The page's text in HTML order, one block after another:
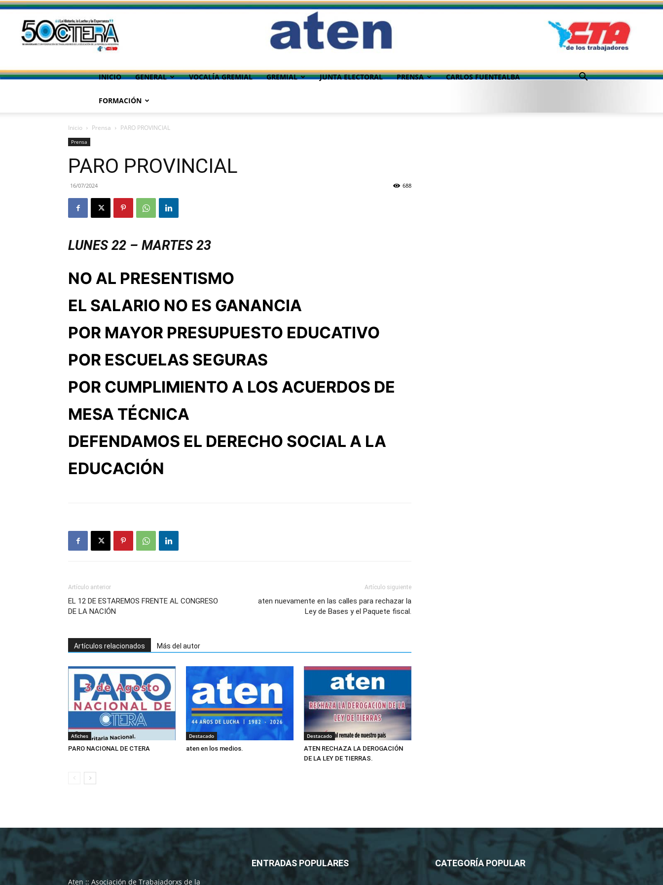
INICIO GENERAL VOCALÍA GREMIAL GREMIAL JUNTA ELECTORAL PRENSA CARLOS FUENTEALBA
FORMACIÓN
Inicio Prensa PARO PROVINCIAL
Prensa
PARO PROVINCIAL
16/07/2024 688
LUNES 22 – MARTES 23
NO AL PRESENTISMO
EL SALARIO NO ES GANANCIA
POR MAYOR PRESUPUESTO EDUCATIVO
POR ESCUELAS SEGURAS
POR CUMPLIMIENTO A LOS ACUERDOS DE
MESA TÉCNICA
DEFENDAMOS EL DERECHO SOCIAL A LA
EDUCACIÓN
Artículo anterior
EL 12 DE ESTAREMOS FRENTE AL CONGRESO
DE LA NACIÓN
Artículo siguiente
aten nuevamente en las calles para rechazar la
Ley de Bases y el Paquete fiscal.
Artículos relacionados Más del autor
Afiches
PARO NACIONAL DE CTERA
Destacado
aten en los medios.
Destacado
ATEN RECHAZA LA DEROGACIÓN
DE LA LEY DE TIERRAS.
Aten :: Asociación de Trabajadorxs de la
ENTRADAS POPULARES CATEGORÍA POPULAR